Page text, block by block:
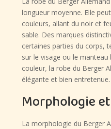
longueur moyenne. Elle
couleurs, allant du noir et
sable. Des marques
certaines parties du corps,
sur le visage ou le
couleur, la robe du Berger
élégante et bien entretenue.
Morphologie
La morphologie du Berger